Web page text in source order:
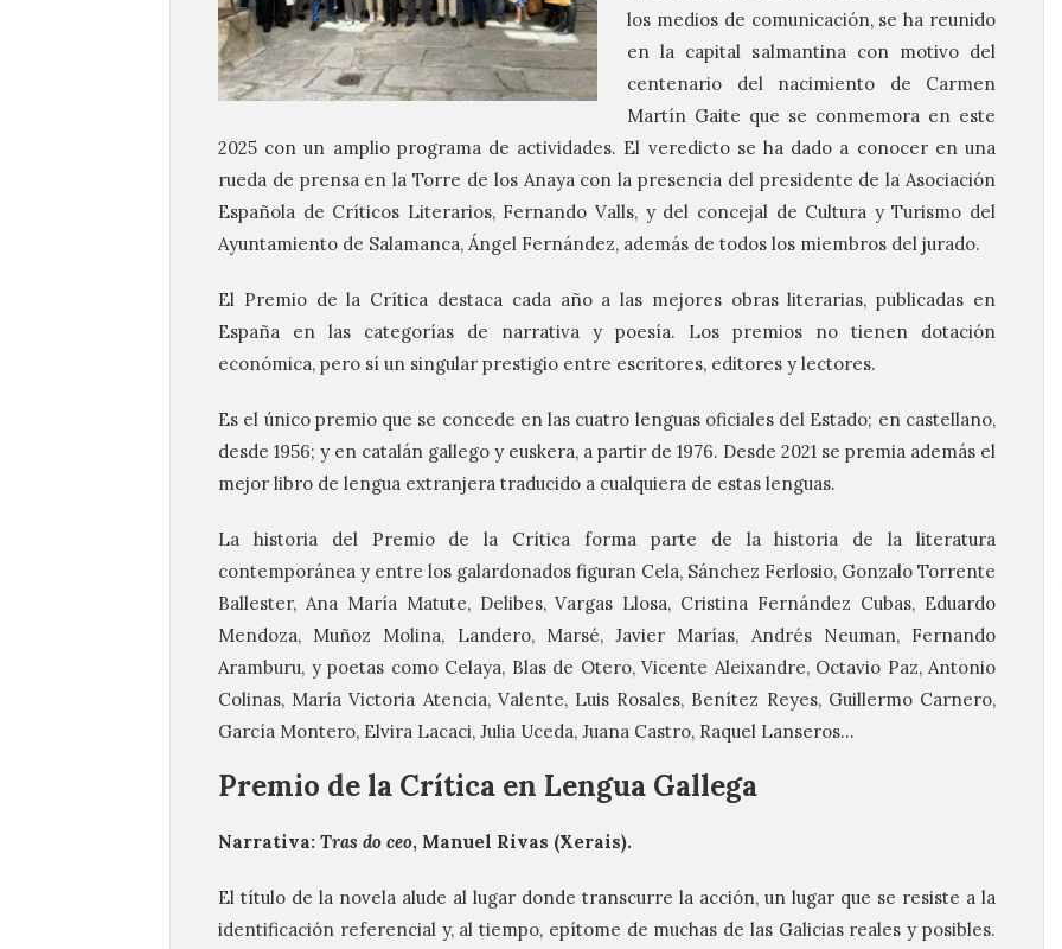
los medios de comunicación, se ha reunido
en la capital salmantina con motivo del
centenario del nacimiento de Carmen
Martín Gaite que se conmemora en este
2025 con un amplio programa de actividades. El veredicto se ha dado a conocer en una
rueda de prensa en la Torre de los Anaya con la presencia del presidente de la Asociación
Española de Críticos Literarios, Fernando Valls, y del concejal de Cultura y Turismo del
Ayuntamiento de Salamanca, Ángel Fernández, además de todos los miembros del jurado.
El Premio de la Crítica destaca cada año a las mejores obras literarias, publicadas en
España en las categorías de narrativa y poesía. Los premios no tienen dotación
económica, pero sí un singular prestigio entre escritores, editores y lectores.
Es el único premio que se concede en las cuatro lenguas oficiales del Estado; en castellano,
desde 1956; y en catalán gallego y euskera, a partir de 1976. Desde 2021 se premia además el
mejor libro de lengua extranjera traducido a cualquiera de estas lenguas.
La historia del Premio de la Crítica forma parte de la historia de la literatura
contemporánea y entre los galardonados figuran Cela, Sánchez Ferlosio, Gonzalo Torrente
Ballester, Ana María Matute, Delibes, Vargas Llosa, Cristina Fernández Cubas, Eduardo
Mendoza, Muñoz Molina, Landero, Marsé, Javier Marías, Andrés Neuman, Fernando
Aramburu, y poetas como Celaya, Blas de Otero, Vicente Aleixandre, Octavio Paz, Antonio
Colinas, María Victoria Atencia, Valente, Luis Rosales, Benítez Reyes, Guillermo Carnero,
García Montero, Elvira Lacaci, Julia Uceda, Juana Castro, Raquel Lanseros…
Premio de la Crítica en Lengua Gallega
Narrativa: Tras do ceo, Manuel Rivas (Xerais).
El título de la novela alude al lugar donde transcurre la acción, un lugar que se resiste a la
identificación referencial y, al tiempo, epítome de muchas de las Galicias reales y posibles.